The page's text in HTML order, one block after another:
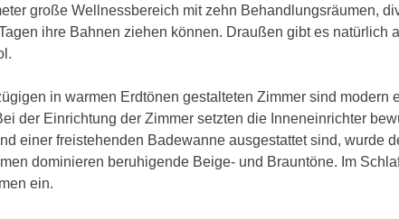
große Wellnessbereich mit zehn Behandlungsräumen,
ihre Bahnen ziehen können. Draußen gibt es
in warmen Erdtönen gestalteten Zimmer sind
der Einrichtung der Zimmer setzten die Inneneinrichter
einer freistehenden Badewanne ausgestattet sind, wurde
dominieren beruhigende Beige- und Brauntöne. Im
ein.